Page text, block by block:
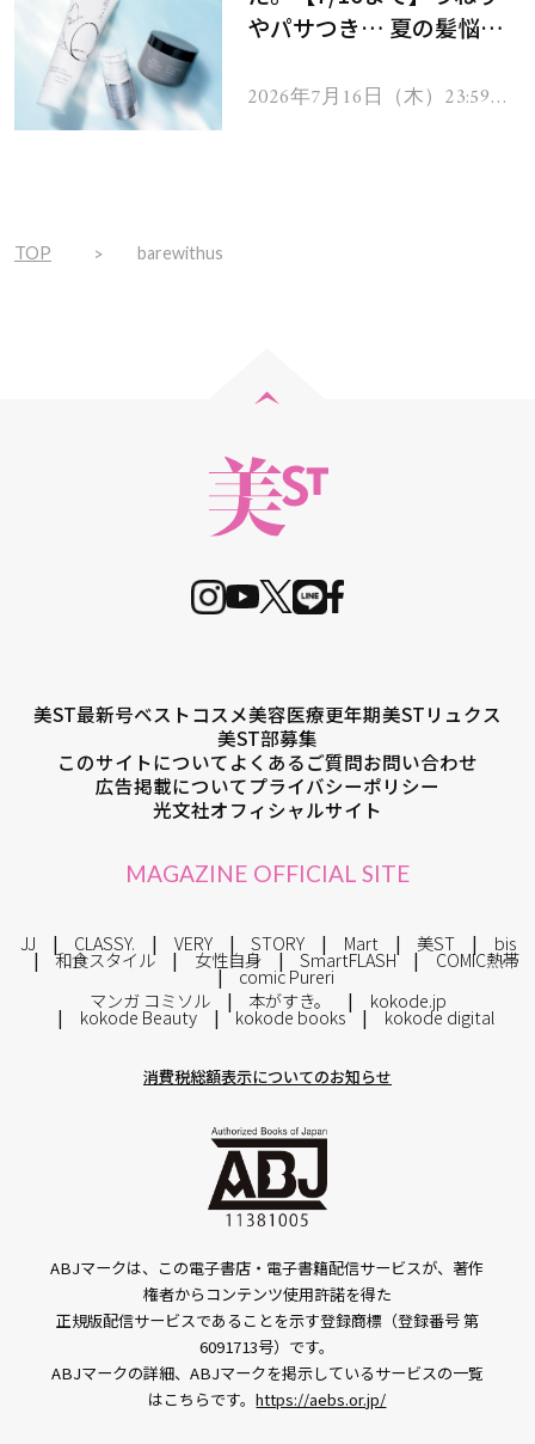
やパサつき… 夏の髪悩み
ムを13名様にプレゼン
2026年7月16日（木）23:59ま
TOP barewithus
美ST最新号ベストコスメ美容医療更年期美STリュクス
美ST部募集
このサイトについてよくあるご質問お問い合わせ
広告掲載についてプライバシーポリシー
光文社オフィシャルサイト
MAGAZINE OFFICIAL SITE
JJ CLASSY. VERY STORY Mart 美ST bis
和食スタイル 女性自身 SmartFLASH COMIC熱帯
comic Pureri
マンガ コミソル
本がすき。 kokode.jp
kokode Beauty kokode books kokode digital
消費税総額表示についてのお知らせ
ABJマークは、この電子書店・電子書籍配信サービスが、著作
権者からコンテンツ使用許諾を得た
正規版配信サービスであることを示す登録商標（登録番号 第
6091713号）です。
ABJマークの詳細、ABJマークを掲示しているサービスの一覧
はこちらです。https://aebs.or.jp/